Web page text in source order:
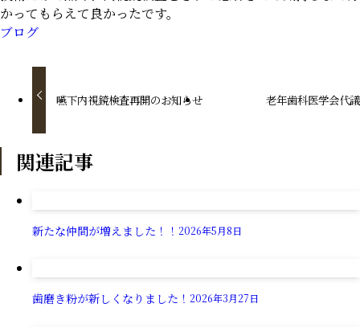
かってもらえて良かったです。
ブログ
嚥下内視鏡検査再開のお知らせ 老年歯科医学会代
関連記事
新たな仲間が増えました！！ 2026年5月8日
歯磨き粉が新しくなりました！ 2026年3月27日